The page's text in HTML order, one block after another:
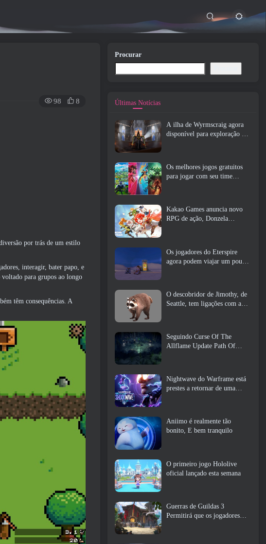
98 8
por trás de um estilo
interagir, bater papo, e
voltado para grupos ao longo
têm consequências. A
Procurar
Últimas Notícias
A ilha de Wyrmscraig agora
disponível para exploração no
Os melhores jogos gratuitos
para jogar com seu time
Kakao Games anuncia novo
RPG de ação, Donzela
Os jogadores do Eterspire
agora podem viajar um pouco
O descobridor de Jimothy, de
Seattle, tem ligações com a
Seguindo Curse Of The
Allflame Update Path Of
Nightwave do Warframe está
prestes a retornar de uma
Aniimo é realmente tão
bonito, E bem tranquilo
O primeiro jogo Hololive
oficial lançado esta semana
Guerras de Guildas 3
Permitirá que os jogadores